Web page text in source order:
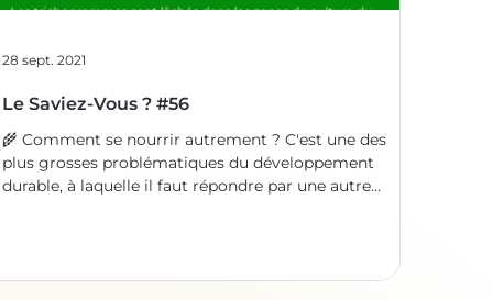
Le Saviez-Vous ? #56
🌾 Comment se nourrir autrement ? C'est une des
plus grosses problématiques du développement
durable, à laquelle il faut répondre par une autre
modifications. Une des plus urgente est la réduction
28 sept. 2021